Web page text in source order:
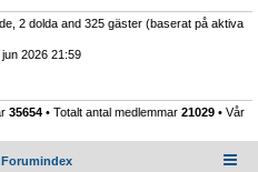
2 dolda and 325 gäster (baserat på aktiva
jun 2026 21:59
35654 • Totalt antal medlemmar 21029 • Vår
Forumindex